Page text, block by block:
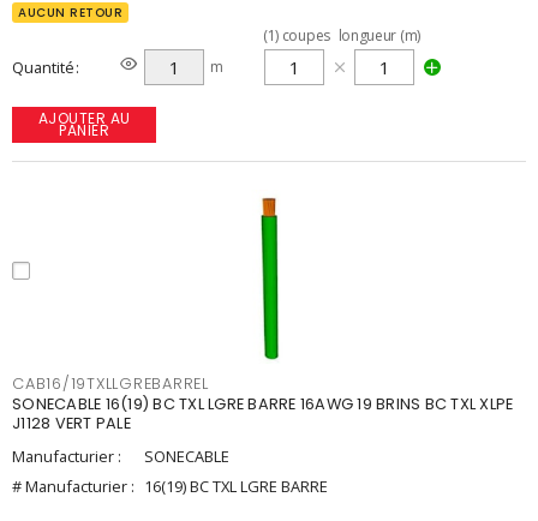
AUCUN RETOUR
Quantité m
(1) coupes longueur (m)
AJOUTER AU
PANIER
CAB16/19TXLLGREBARREL
SONECABLE 16(19) BC TXL LGRE BARRE 16AWG 19 BRINS BC TXL XLPE
J1128 VERT PALE
Manufacturier :
SONECABLE
# Manufacturier : 16(19) BC TXL LGRE BARRE